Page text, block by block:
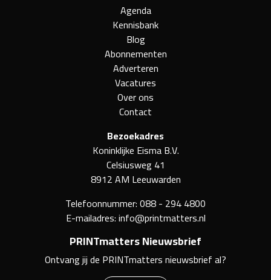
Agenda
Kennisbank
Blog
Abonnementen
Adverteren
Vacatures
Over ons
Contact
Bezoekadres
Koninklijke Eisma B.V.
Celsiusweg 41
8912 AM Leeuwarden
Telefoonnummer:088 - 294 4800
E-mailadres:info@printmatters.nl
PRINTmatters Nieuwsbrief
Ontvang jij de PRINTmatters nieuwsbrief al?